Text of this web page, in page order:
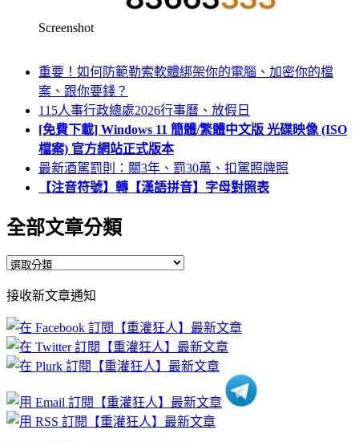
Screenshot
重要！如何防範勒索軟體綁架你的電腦、加密你的檔
案、跟你要錢？
115人事行政總處2026行事曆、放假日
[免費下載] Windows 11 簡體/繁體中文版 光碟映像 (ISO
檔案) 官方網站正式版本
最新酒駕罰則：關3年、罰30萬、扣駕照牌照
【注音符號】轉【漢語拼音】字母對照表
全部文章分類
全
文
章
分
類
接收新文章通知